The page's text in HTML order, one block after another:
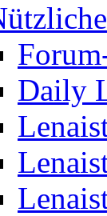
Daily